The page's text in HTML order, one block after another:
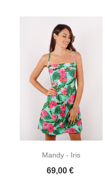
Mandy - Iris
Prix
69,00 €